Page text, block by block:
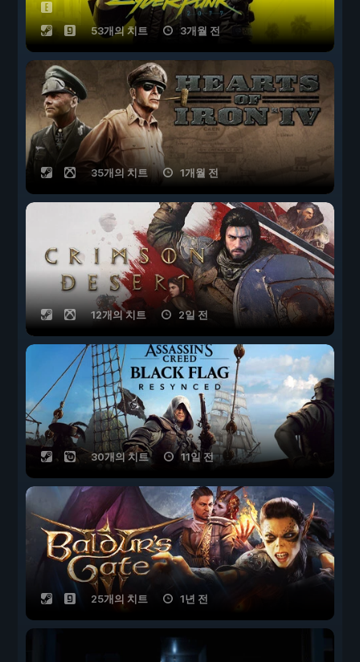
53개의 치트 3개월 전
35개의 치트 1개월 전
12개의 치트 2일 전
30개의 치트 11일 전
25개의 치트 1년 전